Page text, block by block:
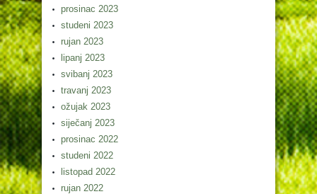
prosinac 2023
studeni 2023
rujan 2023
lipanj 2023
svibanj 2023
travanj 2023
ožujak 2023
siječanj 2023
prosinac 2022
studeni 2022
listopad 2022
rujan 2022